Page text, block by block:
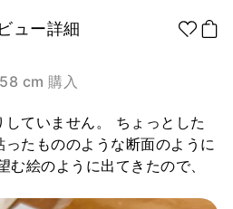
cm 購入
ていません。 ちょっとした
たもののような断面のように
絵のように出てきたので、
ュー詳細
販促品/
ノベルティ
グッズ作りの
ノウハウ
カテゴリー